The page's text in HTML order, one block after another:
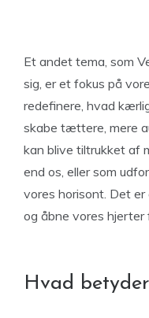
Et andet tema, som
sig, er et fokus på
redefinere, hvad
skabe tættere, mere
kan blive tiltrukket af
end os, eller som
vores horisont. Det
og åbne vores hjerter
Hvad